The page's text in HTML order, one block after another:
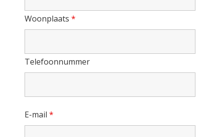
Woonplaats *
Telefoonnummer
E-mail *